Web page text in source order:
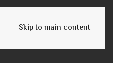
Skip to main content